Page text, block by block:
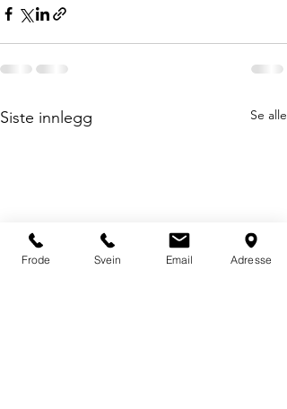
Siste innlegg Se alle
Frode Svein Email Adresse